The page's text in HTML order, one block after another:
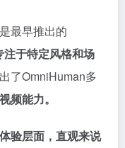
最早推出的
注于特定风格和场
了OmniHuman多
频能力。
验层面，直观来说